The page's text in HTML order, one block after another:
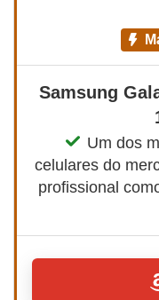
Samsung
Um dos
celulares do
profissional